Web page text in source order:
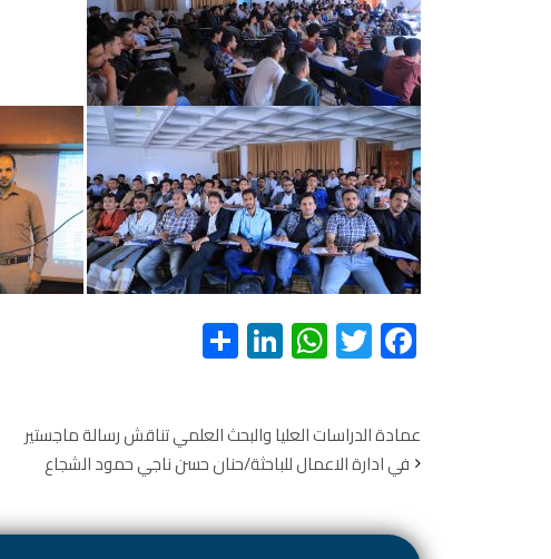
F
ac
e
b
o
ok
T
wi
tt
er
W
h
at
s
A
p
Li
nk
e
dI
n
ar
e
عمادة الدراسات العليا والبحث العلمي تناقش رسالة ماجستير
في ادارة الاعمال للباحثة/حنان حسن ناجي حمود الشجاع